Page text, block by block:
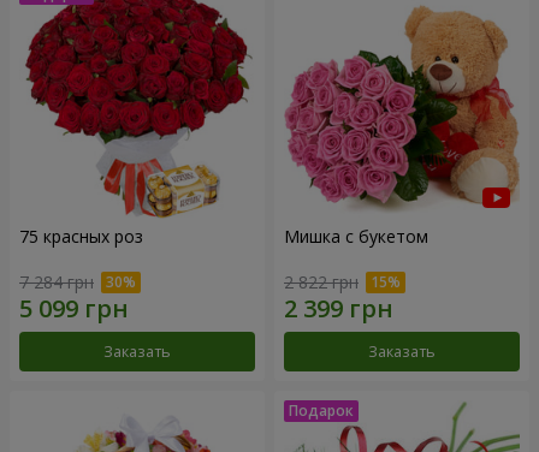
75 красных роз
7 284 грн
Заказать
Мишка с букетом
2 822 грн
Заказать